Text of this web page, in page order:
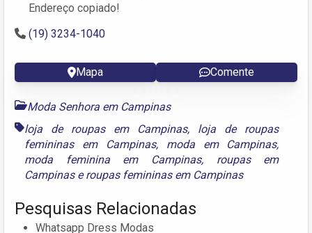
Endereço copiado!
(19) 3234-1040
Mapa Comente
Moda Senhora em Campinas
loja de roupas em Campinas, loja de roupas
femininas em Campinas, moda em Campinas,
moda feminina em Campinas, roupas em
Campinaseroupas femininas em Campinas
Pesquisas Relacionadas
Whatsapp Dress Modas